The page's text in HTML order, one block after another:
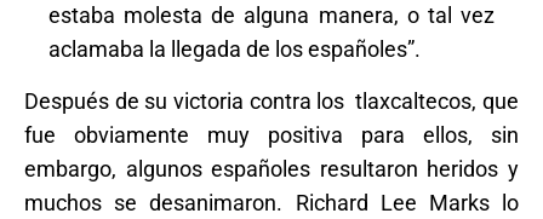
estaba molesta de alguna manera, o tal vez
aclamaba la llegada de los españoles”.
Después de su victoria contra los tlaxcaltecos, que
fue obviamente muy positiva para ellos, sin
embargo, algunos españoles resultaron heridos y
muchos se desanimaron. Richard Lee Marks lo